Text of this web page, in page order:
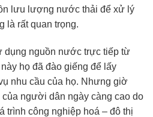
lưu lượng nước thải để xử lý
là rất quan trọng.
dụng nguồn nước trực tiếp từ
họ đã đào giếng để lấy
nhu cầu của họ. Nhưng giờ
người dân ngày càng cao do
trình công nghiệp hoá – đô thị